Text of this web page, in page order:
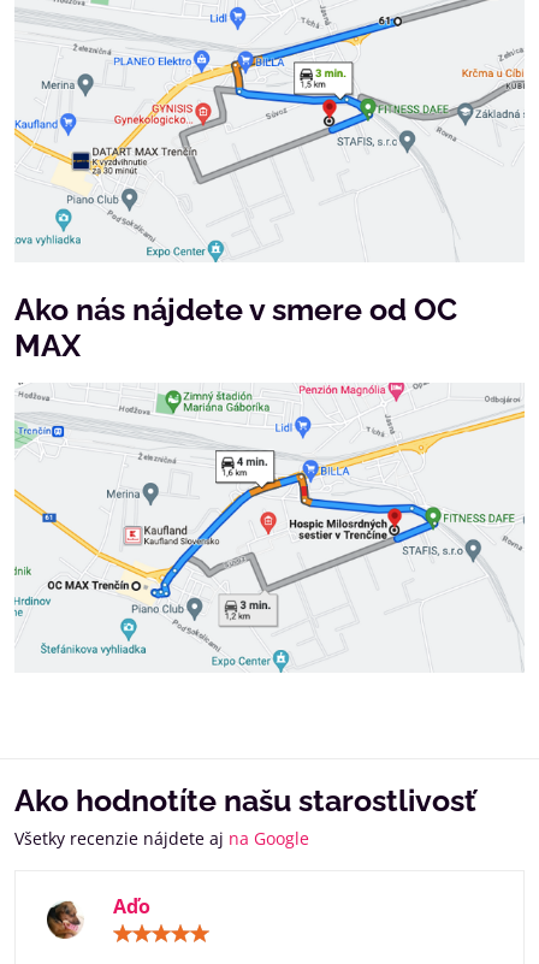
Ako nás nájdete v smere od OC
MAX
Ako hodnotíte našu starostlivosť
Všetky recenzie nájdete aj na Google
Aďo